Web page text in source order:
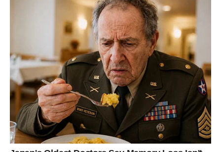
snagu da ostvarite ono što želite i da vas ništa više ne
može zaustaviti.
Zvijezde vam donose novu energiju, motivaciju i osjećaj
da ulazite u mnogo ljepšu životnu fazu.
Sreća vam dolazi onda kada ste
skoro izgubili nadu
Mnogi Jarčevi će tokom narednog perioda ostati
iznenađeni koliko brzo bi se stvari mogle promijeniti